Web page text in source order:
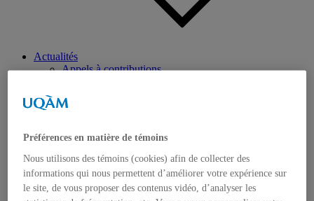
Actualités
Appels à contributions
Dans les médias
Préférences en matière de témoins
Nous utilisons des témoins (cookies) afin de collecter des
informations qui nous permettent d’améliorer votre expérience sur
le site, de vous proposer des contenus vidéo, d’analyser les